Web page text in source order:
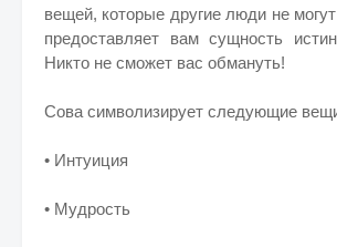
вещей, которые другие люди не
предоставляет вам сущность
Никто не сможет вас обмануть!
Сова символизирует следующие
• Интуиция
• Мудрость